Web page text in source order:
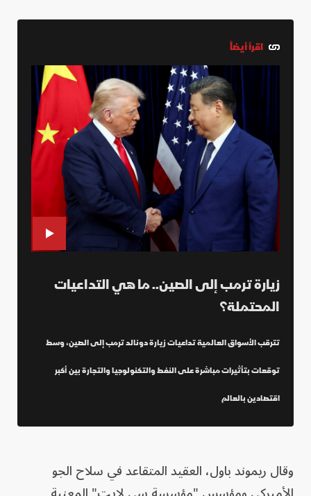
اقرأ أيضاً
زيارة ترمب إلى الصين.. ما هي التداعيات
المحتملة؟
تترقب الأسواق العالمية تداعيات زيارة دونالد ترمب إلى الصين، وسط
توقعات بتأثيرات مباشرة على النفط والتكنولوجيا والتجارة بين أكبر
اقتصادين بالعالم
وقال ريموند باول، العقيد المتقاعد في سلاح الجو